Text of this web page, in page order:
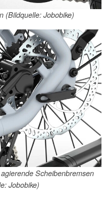
(Bildquelle: Jobobike)
Scheibenbremsen
Jobobike)